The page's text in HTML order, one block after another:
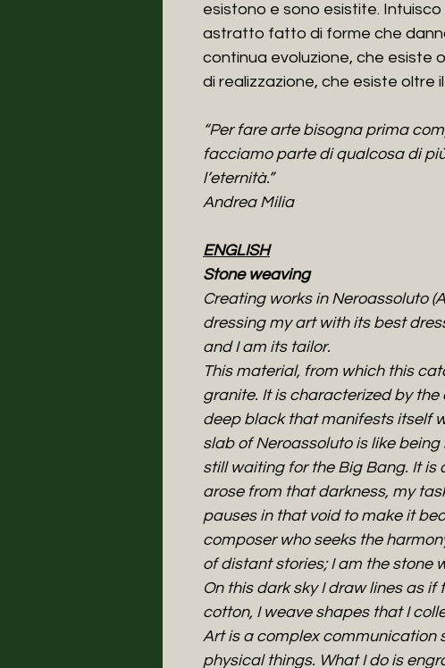
esistono e sono esistite. Intuisco
astratto fatto di forme che
continua evoluzione, che esiste
di realizzazione, che esiste oltre
“Per fare arte bisogna prima
facciamo parte di qualcosa di
l’eternità.”
Andrea Milia
ENGLISH
Stone weaving
Creating works in Neroassoluto
dressing my art with its best
and I am its tailor.
This material, from which this
granite. It is characterized by
deep black that manifests itself
slab of Neroassoluto is like
still waiting for the Big Bang. It is
arose from that darkness, my
pauses in that void to make it
composer who seeks the
of distant stories; I am the stone
On this dark sky I draw lines as
cotton, I weave shapes that I
Art is a complex communication
physical things. What I do is